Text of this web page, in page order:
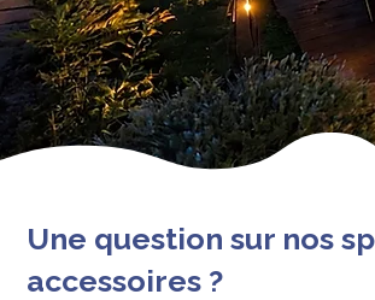
Une question sur nos
accessoires ?